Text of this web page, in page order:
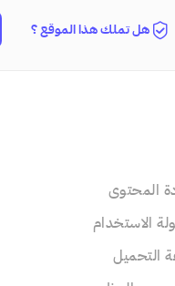
هل تملك هذا الموقع ؟
المحتوى
الاستخدام
التحميل